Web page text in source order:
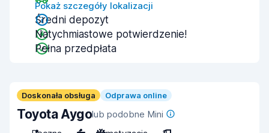
Pokaż szczegóły lokalizacji
Średni depozyt
Natychmiastowe potwierdzenie!
Pełna przedpłata
Doskonała obsługa Odprawa online
Toyota Aygolub podobne Mini